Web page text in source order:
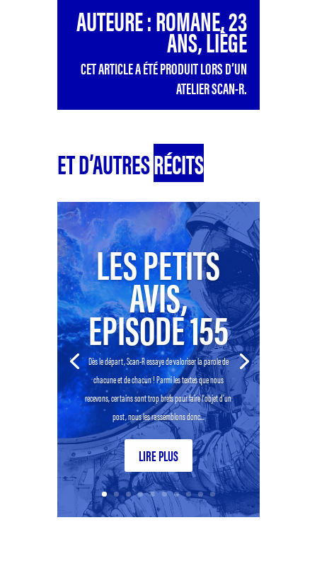
AUTEURE : ROMANE, 23
ANS, LIÈGE
CET ARTICLE A ÉTÉ PRODUIT LORS D’UN
ATELIER SCAN-R.
ET D’AUTRESRÉCITS
LES PETITS
AVIS,
EPISODE 155
Dès le départ, Scan-R essaye de valoriser la parole de
chacune et de chacun ! Parmi les textes que nous
recevons, certains sont trop brefs pour faire l’objet d’un
post, nous les rassemblons donc...
LIRE PLUS